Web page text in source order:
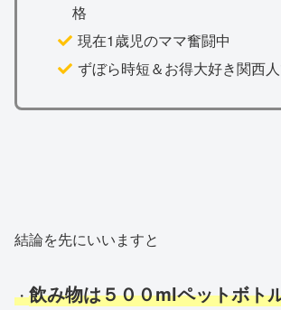
格
現在1歳児のママ奮闘中
ずぼら時短＆お得大好き関西
結論を先にいいますと
・飲み物は５００mlペットボト